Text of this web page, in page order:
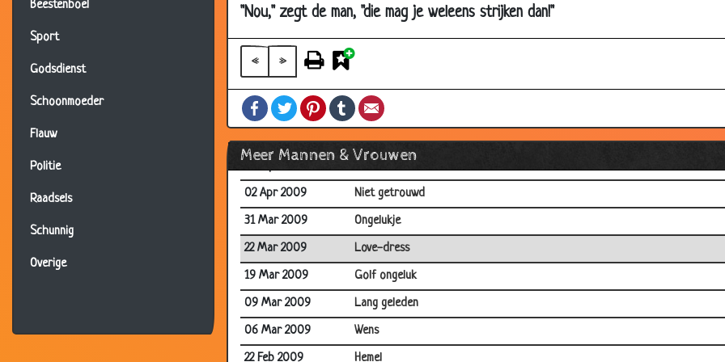
Beestenboel
Sport
Godsdienst
Schoonmoeder
Flauw
Politie
Raadsels
Schunnig
Overige
"Nou," zegt de man, "die mag je weleens strijken dan!"
« »
FacebookTwitterPinterestTumblr
Meer Mannen & Vrouwen
22 Apr 2009
IKEA
14 Apr 2009
Domme vrouw.
09 Apr 2009
Mannen zijn vogels
02 Apr 2009
Niet getrouwd
31 Mar 2009
Ongelukje
22 Mar 2009
Love-dress
19 Mar 2009
Golf ongeluk
09 Mar 2009
Lang geleden
06 Mar 2009
Wens
22 Feb 2009
Hemel